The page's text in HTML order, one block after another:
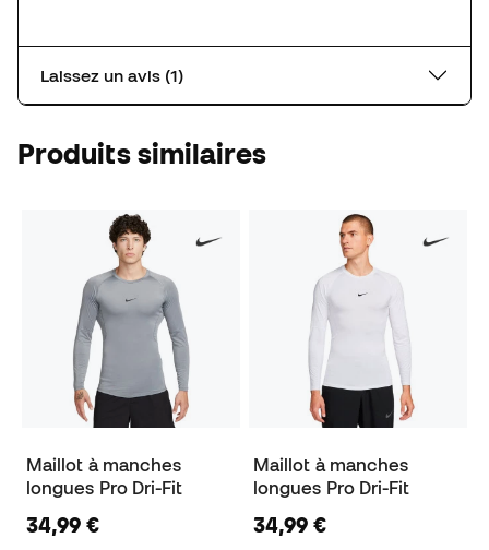
Laissez un avis (1)
Produits similaires
Maillot à manches
longues Pro Dri-Fit
34,99 €
Maillot à manches
longues Pro Dri-Fit
34,99 €